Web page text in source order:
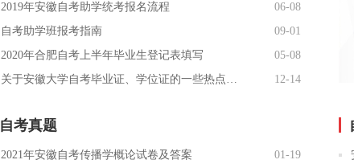
2019年安徽自考助学统考报名流程
06-08
自考助学班报考指南
09-01
2020年合肥自考上半年毕业生登记表填写
05-08
关于安徽大学自考毕业证、学位证的一些热点问题:
12-14
自考真题
2021年安徽自考传播学概论试卷及答案
01-19